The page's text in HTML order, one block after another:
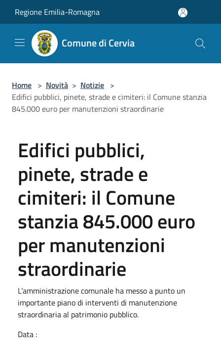
Regione Emilia-Romagna
Comune di Cervia
Home > Novità > Notizie >
Edifici pubblici, pinete, strade e cimiteri: il Comune stanzia
845.000 euro per manutenzioni straordinarie
Edifici pubblici,
pinete, strade e
cimiteri: il Comune
stanzia 845.000 euro
per manutenzioni
straordinarie
L’amministrazione comunale ha messo a punto un
importante piano di interventi di manutenzione
straordinaria al patrimonio pubblico.
Data :